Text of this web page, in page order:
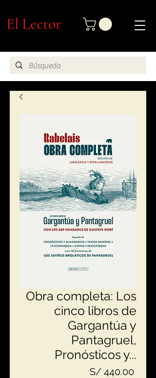
El Lector
Obra completa: Los
cinco libros de
Gargantúa y
Pantagruel,
Pronósticos y...
S/ 440.00Precio